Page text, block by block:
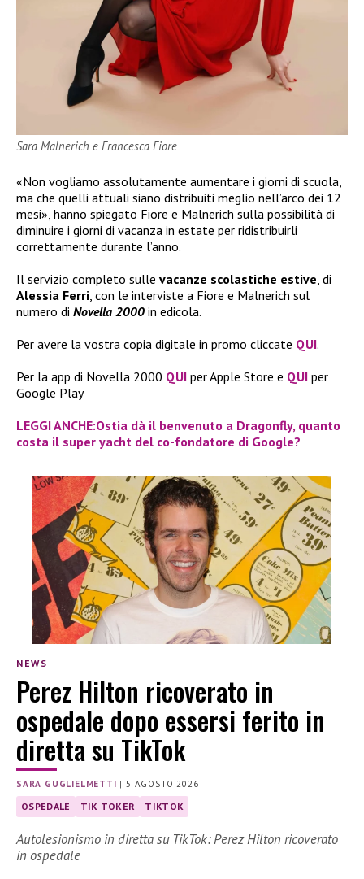
Sara Malnerich e Francesca Fiore
«Non vogliamo assolutamente aumentare i giorni di scuola,
ma che quelli attuali siano distribuiti meglio nell’arco dei 12
mesi», hanno spiegato Fiore e Malnerich sulla possibilità di
diminuire i giorni di vacanza in estate per ridistribuirli
correttamente durante l’anno.
Il servizio completo sulle vacanze scolastiche estive, di
Alessia Ferri, con le interviste a Fiore e Malnerich sul
numero di Novella 2000 in edicola.
Per avere la vostra copia digitale in promo cliccate QUI.
Per la app di Novella 2000 QUI per Apple Store e QUI per
Google Play
LEGGI ANCHE:Ostia dà il benvenuto a Dragonfly, quanto
costa il super yacht del co-fondatore di Google?
NEWS
Perez Hilton ricoverato in
ospedale dopo essersi ferito in
diretta su TikTok
SARA GUGLIELMETTI |5 AGOSTO 2026
OSPEDALE TIK TOKER TIKTOK
Autolesionismo in diretta su TikTok: Perez Hilton ricoverato
in ospedale